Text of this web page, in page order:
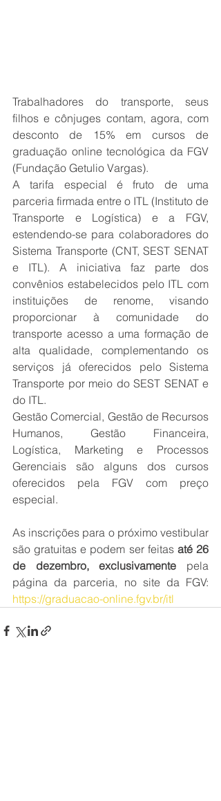
Trabalhadores do transporte, seus
filhos e cônjuges contam, agora, com
desconto de 15% em cursos de
graduação online tecnológica da FGV
(Fundação Getulio Vargas).
A tarifa especial é fruto de uma
parceria firmada entre o ITL (Instituto de
Transporte e Logística) e a FGV,
estendendo-se para colaboradores do
Sistema Transporte (CNT, SEST SENAT
e ITL). A iniciativa faz parte dos
convênios estabelecidos pelo ITL com
instituições de renome, visando
proporcionar à comunidade do
transporte acesso a uma formação de
alta qualidade, complementando os
serviços já oferecidos pelo Sistema
Transporte por meio do SEST SENAT e
do ITL.
Gestão Comercial, Gestão de Recursos
Humanos, Gestão Financeira,
Logística, Marketing e Processos
Gerenciais são alguns dos cursos
oferecidos pela FGV com preço
especial.
As inscrições para o próximo vestibular
são gratuitas e podem ser feitas até 26
de dezembro, exclusivamente pela
https://graduacao-online.fgv.br/itl